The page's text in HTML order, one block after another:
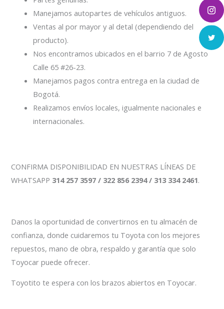
Manejamos autopartes de vehículos antiguos.
Ventas al por mayor y al detal (dependiendo del
producto).
Nos encontramos ubicados en el barrio 7 de Agosto
Calle 65 #26-23.
Manejamos pagos contra entrega en la ciudad de
Bogotá.
Realizamos envíos locales, igualmente nacionales e
internacionales.
CONFIRMA DISPONIBILIDAD EN NUESTRAS LÍNEAS DE
WHATSAPP 314 257 3597 / 322 856 2394 / 313 334 2461.
Danos la oportunidad de convertirnos en tu almacén de
confianza, donde cuidaremos tu Toyota con los mejores
repuestos, mano de obra, respaldo y garantía que solo
Toyocar puede ofrecer.
Toyotito te espera con los brazos abiertos en Toyocar.